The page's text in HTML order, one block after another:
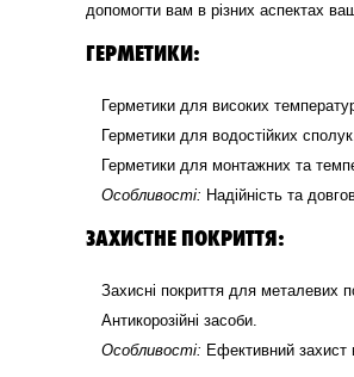
допомогти вам в різних аспектах
ГЕРМЕТИКИ:
Герметики для високих
Герметики для водостійких
Герметики для монтажних та
Особливості: Надійність та
ЗАХИСТНЕ ПОКРИТТЯ:
Захисні покриття для металевих
Антикорозійні засоби.
Особливості: Ефективний захист